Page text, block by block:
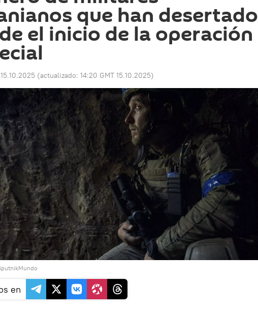
que han desertado
el inicio de la operación
(actualizado: 14:20 GMT 15.10.2025)
en